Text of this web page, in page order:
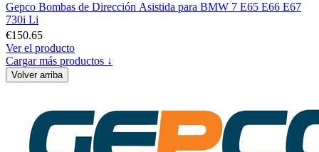
Gepco Bombas de Dirección Asistida para BMW 7 E65 E66 E67
730i Li
€150.65
Ver el producto
Cargar más productos ↓
Volver arriba